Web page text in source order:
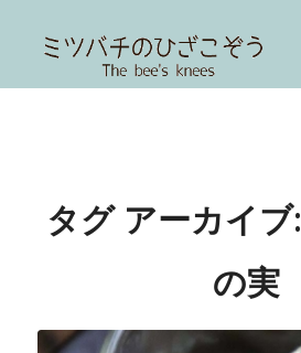
タグ アーカイブ:
の実